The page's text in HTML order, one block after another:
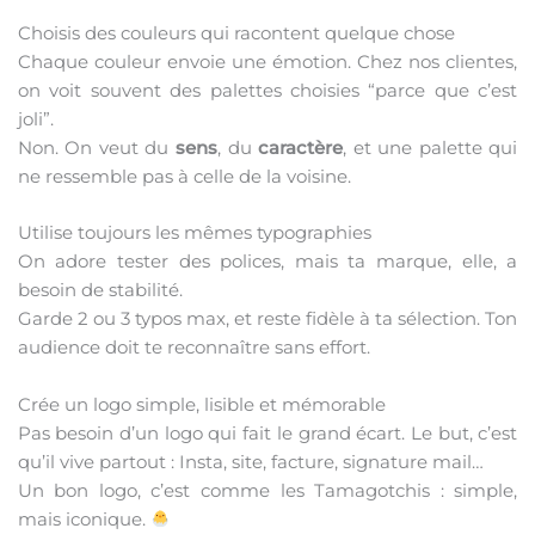
Choisis des couleurs qui racontent quelque chose
Chaque couleur envoie une émotion. Chez nos clientes,
on voit souvent des palettes choisies “parce que c’est
joli”.
Non. On veut du sens, ducaractère, et une palette qui
ne ressemble pas à celle de la voisine.
Utilise toujours les mêmes typographies
On adore tester des polices, mais ta marque, elle, a
besoin de stabilité.
Garde 2 ou 3 typos max, et reste fidèle à ta sélection. Ton
audience doit te reconnaître sans effort.
Crée un logo simple, lisible et mémorable
Pas besoin d’un logo qui fait le grand écart. Le but, c’est
qu’il vive partout : Insta, site, facture, signature mail…
Un bon logo, c’est comme les Tamagotchis : simple,
mais iconique.